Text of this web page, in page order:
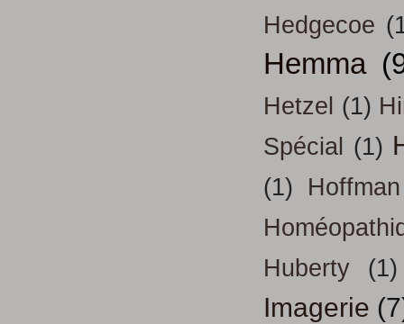
Hedgecoe
Hemma
Hetzel (1)
Spécial (1)
(1)
Hoffman
Huberty
(1)
Imagerie